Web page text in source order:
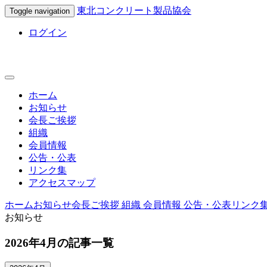
Toggle navigation 東北コンクリート製品協会
ログイン
ホーム
お知らせ
会長ご挨拶
組織
会員情報
公告・公表
リンク集
アクセスマップ
ホームお知らせ会長ご挨拶 組織 会員情報 公告・公表 リンク
お知らせ
2026年4月の記事一覧